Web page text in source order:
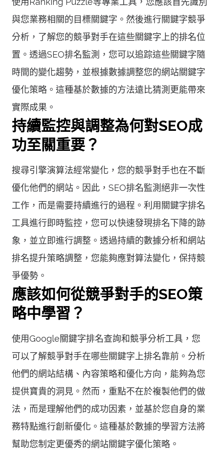
與您業務相關的目標關鍵字。然後進行關鍵字競爭
分析，了解您的競爭對手在這些關鍵字上的排名位
置。透過SEO排名監測，您可以追踪這些關鍵字隨
時間的變化趨勢，並根據數據調整您的網站關鍵字
優化策略。這種基於數據的方法遠比猜測更能帶來
實際成果。
持續監控與調整為何對SEO成
功至關重要？
搜尋引擎演算法經常變化，您的競爭對手也在不斷
優化他們的網站。因此，SEO排名監測絕非一次性
工作，而是需要持續進行的過程。利用關鍵字排名
工具進行即時監控，您可以快速發現排名下降的跡
象，並立即進行調整。透過持續的數據分析和網站
排名提升策略調整，您能夠應對算法變化，保持競
爭優勢。
應該如何從競爭對手的SEO策
略中學習？
使用Google關鍵字排名查詢和競爭分析工具，您
可以了解競爭對手在哪些關鍵字上排名靠前。分析
他們的網站結構、內容策略和優化方向，能夠為您
提供寶貴的洞見。然而，重點不在於複製他們的做
法，而是理解他們的成功因素，並基於您自身的業
務特點進行創新優化。這種基於數據的學習方法將
幫助您制定更優秀的網站關鍵字優化策略。